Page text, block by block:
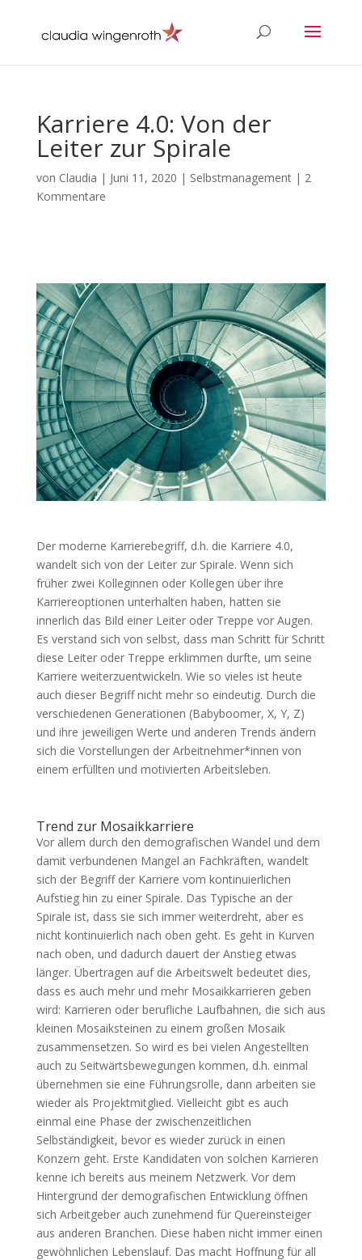
Karriere 4.0: Von der
Leiter zur Spirale
von Claudia | Juni 11, 2020 | Selbstmanagement| 2
Kommentare
Der moderne Karrierebegriff, d.h. die Karriere 4.0,
wandelt sich von der Leiter zur Spirale. Wenn sich
früher zwei Kolleginnen oder Kollegen über ihre
Karriereoptionen unterhalten haben, hatten sie
innerlich das Bild einer Leiter oder Treppe vor Augen.
Es verstand sich von selbst, dass man Schritt für Schritt
diese Leiter oder Treppe erklimmen durfte, um seine
Karriere weiterzuentwickeln. Wie so vieles ist heute
auch dieser Begriff nicht mehr so eindeutig. Durch die
verschiedenen Generationen (Babyboomer, X, Y, Z)
und ihre jeweiligen Werte und anderen Trends ändern
sich die Vorstellungen der Arbeitnehmer*innen von
einem erfüllten und motivierten Arbeitsleben.
Trend zur Mosaikkarriere
Vor allem durch den demografischen Wandel und dem
damit verbundenen Mangel an Fachkräften, wandelt
sich der Begriff der Karriere vom kontinuierlichen
Aufstieg hin zu einer Spirale. Das Typische an der
Spirale ist, dass sie sich immer weiterdreht, aber es
nicht kontinuierlich nach oben geht. Es geht in Kurven
nach oben, und dadurch dauert der Anstieg etwas
länger. Übertragen auf die Arbeitswelt bedeutet dies,
dass es auch mehr und mehr Mosaikkarrieren geben
wird: Karrieren oder berufliche Laufbahnen, die sich aus
kleinen Mosaiksteinen zu einem großen Mosaik
zusammensetzen. So wird es bei vielen Angestellten
auch zu Seitwärtsbewegungen kommen, d.h. einmal
übernehmen sie eine Führungsrolle, dann arbeiten sie
wieder als Projektmitglied. Vielleicht gibt es auch
einmal eine Phase der zwischenzeitlichen
Selbständigkeit, bevor es wieder zurück in einen
Konzern geht. Erste Kandidaten von solchen Karrieren
kenne ich bereits aus meinem Netzwerk. Vor dem
Hintergrund der demografischen Entwicklung öffnen
sich Arbeitgeber auch zunehmend für Quereinsteiger
aus anderen Branchen. Diese haben nicht immer einen
gewöhnlichen Lebenslauf. Das macht Hoffnung für all